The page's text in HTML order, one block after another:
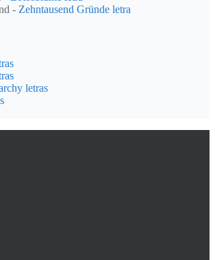
- Zehntausend Gründe letra
letras